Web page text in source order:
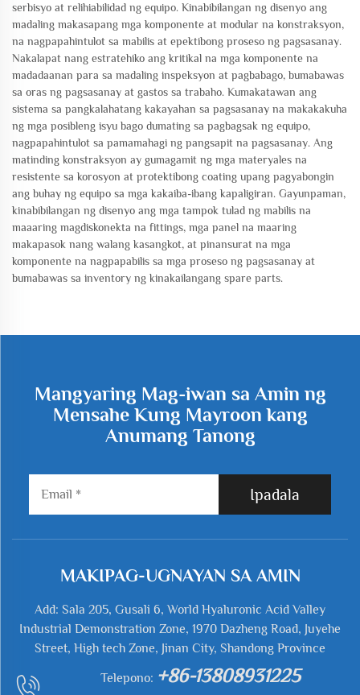
serbisyo at relihiabilidad ng equipo. Kinabibilangan ng disenyo ang
madaling makasapang mga komponente at modular na konstraksyon,
na nagpapahintulot sa mabilis at epektibong proseso ng pagsasanay.
Nakalapat nang estratehiko ang kritikal na mga komponente na
madadaanan para sa madaling inspeksyon at pagbabago, bumabawas
sa oras ng pagsasanay at gastos sa trabaho. Kumakatawan ang
sistema sa pangkalahatang kakayahan sa pagsasanay na makakakuha
ng mga posibleng isyu bago dumating sa pagbagsak ng equipo,
nagpapahintulot sa pamamahagi ng pangsapit na pagsasanay. Ang
matinding konstraksyon ay gumagamit ng mga materyales na
resistente sa korosyon at protektibong coating upang pagyabongin
ang buhay ng equipo sa mga kakaiba-ibang kapaligiran. Gayunpaman,
kinabibilangan ng disenyo ang mga tampok tulad ng mabilis na
maaaring magdiskonekta na fittings, mga panel na maaring
makapasok nang walang kasangkot, at pinansurat na mga
komponente na nagpapabilis sa mga proseso ng pagsasanay at
bumabawas sa inventory ng kinakailangang spare parts.
Mangyaring Mag-iwan sa Amin ng
Mensahe Kung Mayroon kang
Anumang Tanong
Ipadala
MAKIPAG-UGNAYAN SA AMIN
Add: Sala 205, Gusali 6, World Hyaluronic Acid Valley
Industrial Demonstration Zone, 1970 Dazheng Road, Juyehe
Street, High tech Zone, Jinan City, Shandong Province
Telepono: +86-13808931225